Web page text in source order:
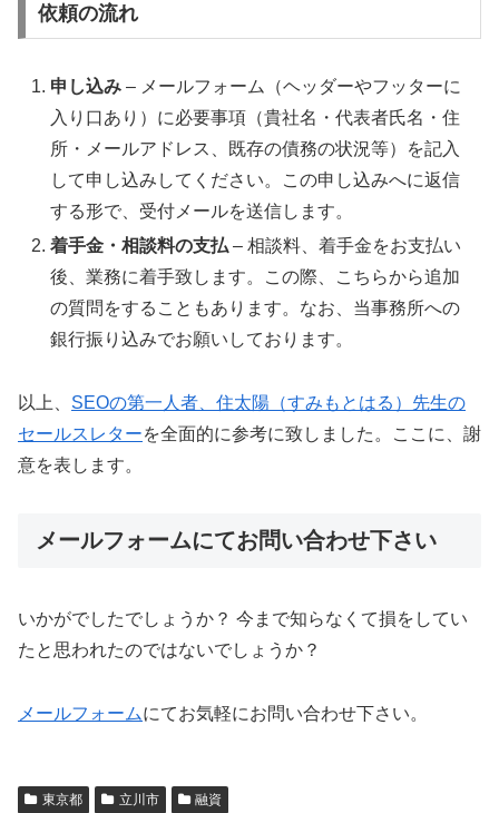
依頼の流れ
申し込み – メールフォーム（ヘッダーやフッターに
入り口あり）に必要事項（貴社名・代表者氏名・住
所・メールアドレス、既存の債務の状況等）を記入
して申し込みしてください。この申し込みへに返信
する形で、受付メールを送信します。
着手金・相談料の支払 – 相談料、着手金をお支払い
後、業務に着手致します。この際、こちらから追加
の質問をすることもあります。なお、当事務所への
銀行振り込みでお願いしております。
以上、 SEOの第一人者、住太陽（すみもとはる）先生の
セールスレターを全面的に参考に致しました。ここに、謝
意を表します。
メールフォームにてお問い合わせ下さい
いかがでしたでしょうか？ 今まで知らなくて損をしてい
たと思われたのではないでしょうか？
メールフォームにてお気軽にお問い合わせ下さい。
東京都 立川市 融資